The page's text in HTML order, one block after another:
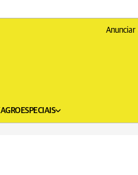
Anunciar
AGROESPECIAIS